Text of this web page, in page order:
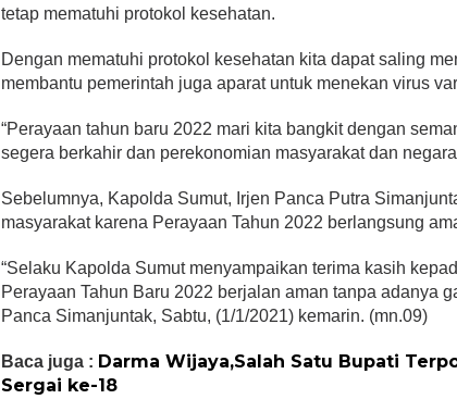
tetap mematuhi protokol kesehatan.
Dengan mematuhi protokol kesehatan kita dapat saling
membantu pemerintah juga aparat untuk menekan virus
“Perayaan tahun baru 2022 mari kita bangkit dengan
segera berkahir dan perekonomian masyarakat dan
Sebelumnya, Kapolda Sumut, Irjen Panca Putra
masyarakat karena Perayaan Tahun 2022 berlangsung
“Selaku Kapolda Sumut menyampaikan terima kasih
Perayaan Tahun Baru 2022 berjalan aman tanpa adanya
Panca Simanjuntak, Sabtu, (1/1/2021) kemarin. (mn.09)
Baca juga : Darma Wijaya,Salah Satu Bupati
Sergai ke-18